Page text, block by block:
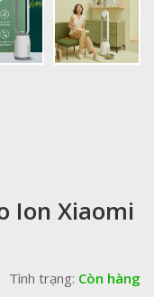
Ion Xiaomi
Tình trạng: Còn hàng